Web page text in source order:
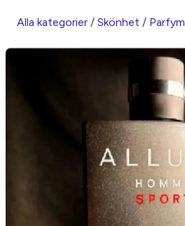
Alla kategorier / Skönhet / Parfym